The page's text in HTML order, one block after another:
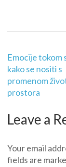
Кретање
чланка
Emocije tokom
kako se nositi s
promenom
prostora
Leave a
Your email
fields are